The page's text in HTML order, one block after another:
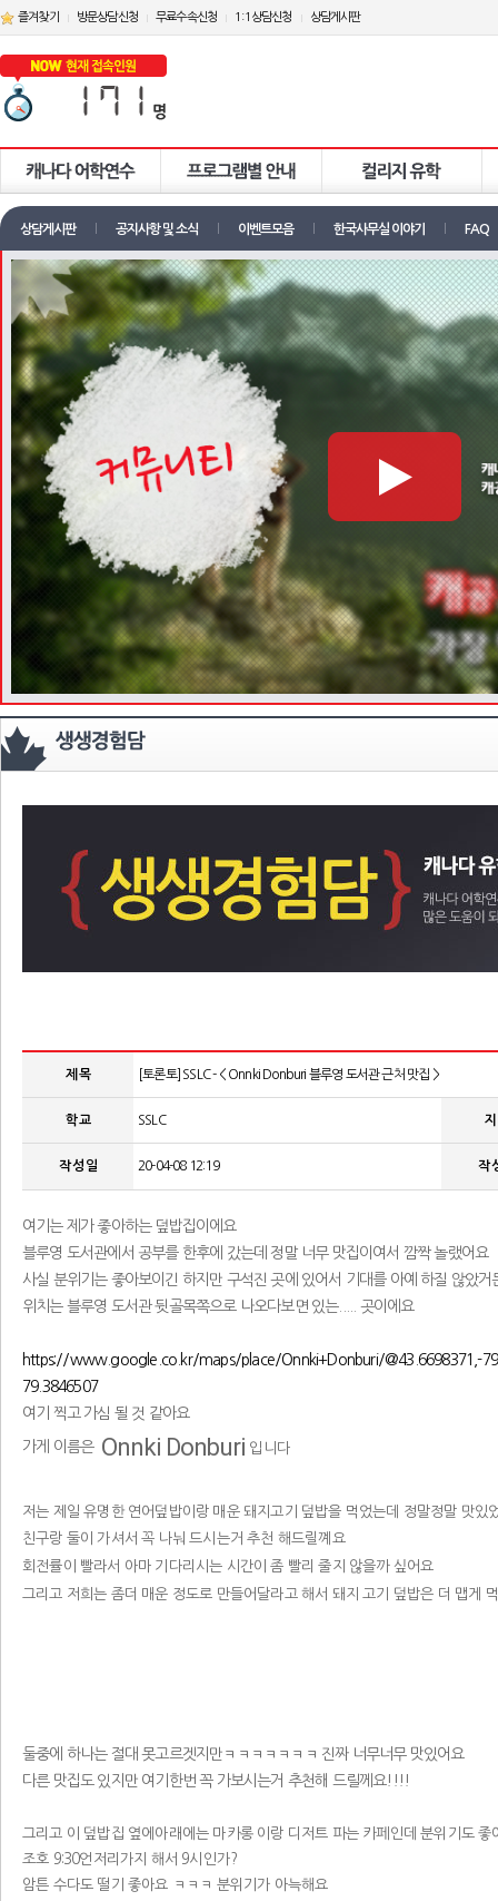
즐겨찾기 방문상담신청 무료수속신청 1:1상담신청 상담게시판
상담게시판 공지사항 및 소식 이벤트모음 한국사무실 이야기 FAQ
제 목 [토론토] SSLC - < Onnki Donburi 블루영 도서관 근처 맛집 >
학 교 SSLC 지
작 성 일 20-04-08 12:19 작
여기는 제가 좋아하는 덮밥집이에요
블루영 도서관에서 공부를 한후에 갔는데 정말 너무 맛집이여서 깜짝 놀랬어요
사실 분위기는 좋아보이긴 하지만 구석진 곳에 있어서 기대를 아예 하질 않았거
위치는 블루영 도서관 뒷골목쪽으로 나오다보면 있는..... 곳이에요
https://www.google.co.kr/maps/place/Onnki+Donburi/@43.6698371,-
79.3846507
여기 찍고 가심 될 것 같아요
가게 이름은 Onnki Donburi 입니다
저는 제일 유명한 연어덮밥이랑 매운 돼지고기 덮밥을 먹었는데 정말정말 맛있
친구랑 둘이 가셔서 꼭 나눠 드시는거 추천 해드릴꼐요
회전률이 빨라서 아마 기다리시는 시간이 좀 빨리 줄지 않을까 싶어요
그리고 저희는 좀더 매운 정도로 만들어달라고 해서 돼지 고기 덮밥은 더 맵게
둘중에 하나는 절대 못고르겟지만ㅋㅋㅋㅋㅋㅋㅋ 진짜 너무너무 맛있어요
다른 맛집도 있지만 여기한번 꼭 가보시는거 추천해 드릴께요!!!!
그리고 이 덮밥집 옆에아래에는 마카롱 이랑 디저트 파는 카페인데 분위기도 좋
조호 9:30언저리가지 해서 9시인가?
암튼 수다도 떨기 좋아요 ㅋㅋㅋ 분위기가 아늑해요